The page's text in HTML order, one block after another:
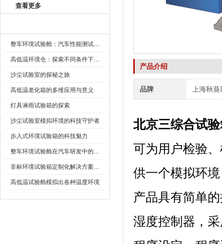
查看更多
整车环境试验舱：汽车性能测试的设备
高低温环境仓：探索不同条件下的科学奥秘
沙尘试验室的探秘之旅
高低温老化箱的多维应用与意义
灯具淋雨试验箱的探索
沙尘试验室模拟环境的科技守护者
步入式环境试验箱的科技魅力
整车环境试验舱在汽车研发中的作用
非标环境试验箱定制化解决方案在可靠性测试中的重要性
高低温试验舱模拟出各种温度环境
产品介绍
品牌 上海秋
北京三综合试
可为用户检验
供一个模拟环境
产品具有简单的
湿度控制器，